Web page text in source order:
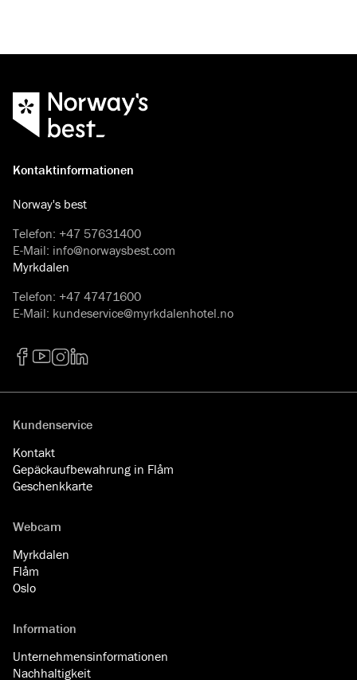
Kontaktinformationen
Norway's best
Telefon: +47 57631400
E-Mail: info@norwaysbest.com
Myrkdalen
Telefon: +47 47471600
E-Mail: kundeservice@myrkdalenhotel.no
Kundenservice
Kontakt
Gepäckaufbewahrung in Flåm
Geschenkkarte
Webcam
Myrkdalen
Flåm
Oslo
Information
Unternehmensinformationen
Nachhaltigkeit